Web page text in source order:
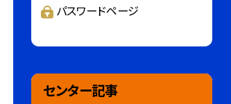
パスワードページ
センター記事